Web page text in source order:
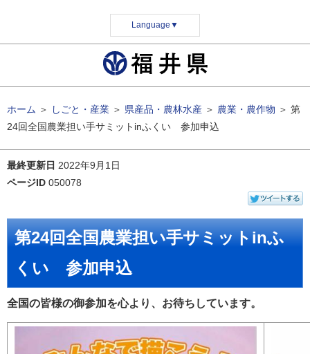
Language ▼
ホーム ＞ しごと・産業 ＞ 県産品・農林水産 ＞ 農業・農作物 ＞ 第
24回全国農業担い手サミットinふくい 参加申込
最終更新日 2022年9月1日
ページID 050078
第24回全国農業担い手サミットinふ
くい 参加申込
全国の皆様の御参加を心より、お待ちしています。